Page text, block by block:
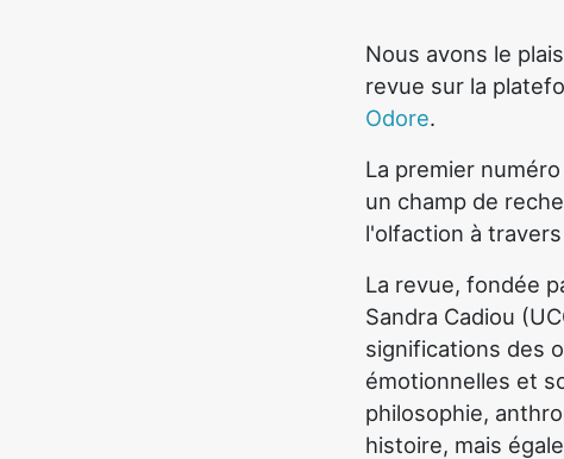
Nous avons le
revue sur la
Odore.
La premier
un champ de
l'olfaction à
La revue, fondée
Sandra Cadiou
significations des
émotionnelles et
philosophie,
histoire, mais